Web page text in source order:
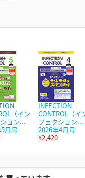
（イン
ョン...
月号
INFECTION
CONTROL（イ
フェクション...
2026年4月号
¥2,420